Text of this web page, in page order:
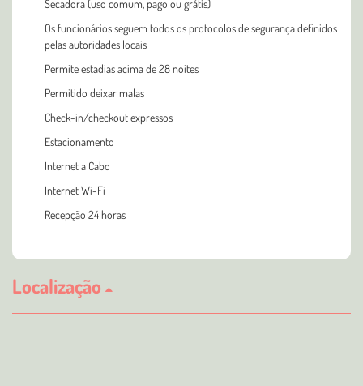
Secadora (uso comum, pago ou grátis)
Os funcionários seguem todos os protocolos de segurança definidos
pelas autoridades locais
Permite estadias acima de 28 noites
Permitido deixar malas
Check-in/checkout expressos
Estacionamento
Internet a Cabo
Internet Wi-Fi
Recepção 24 horas
Localização